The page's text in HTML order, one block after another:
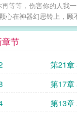
等等，伤害你的人我
心在神器幻思铃上，顾
章节
第21章
第17章
第13章